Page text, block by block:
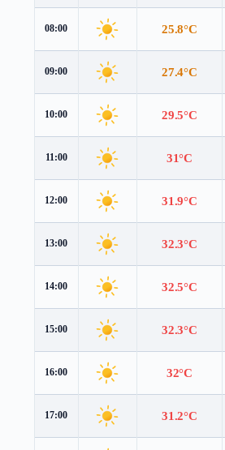
08:00 25.8°C
09:00 27.4°C
10:00 29.5°C
11:00 31°C
12:00 31.9°C
13:00 32.3°C
14:00 32.5°C
15:00 32.3°C
16:00 32°C
17:00 31.2°C